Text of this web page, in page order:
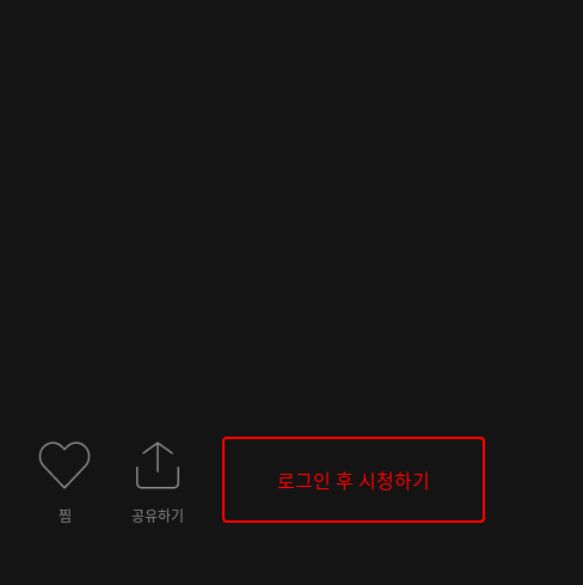
찜 공유하기
로그인 후 시청하기